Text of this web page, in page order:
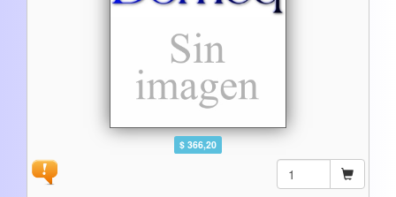
$ 366,20